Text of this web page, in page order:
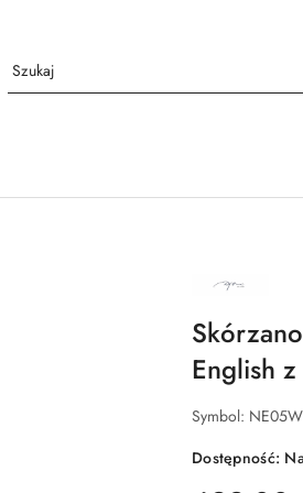
NAZWA
PRODUCENTA:
English
Symbol:
Dostępność: